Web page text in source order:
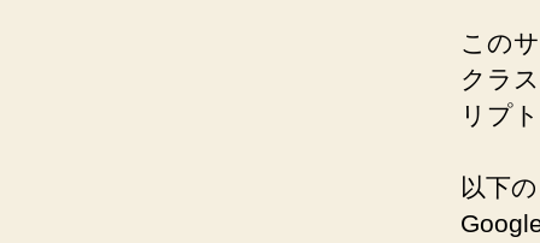
この
クラ
リプ
以下